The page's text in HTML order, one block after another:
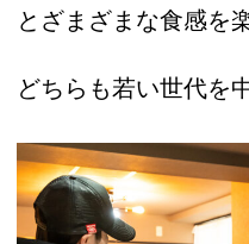
とざまざまな食感を
どちらも若い世代を